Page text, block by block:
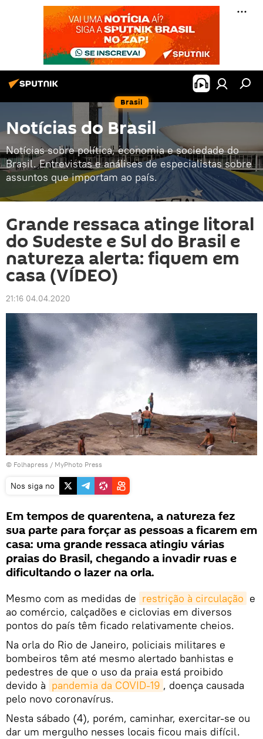
Brasil
Notícias do Brasil
Notícias sobre política, economia e sociedade do
Brasil. Entrevistas e análises de especialistas sobre
assuntos que importam ao país.
Grande ressaca atinge litoral
do Sudeste e Sul do Brasil e
natureza alerta: fiquem em
casa (VÍDEO)
21:16 04.04.2020
© Folhapress / MyPhoto Press
Nos siga no
Em tempos de quarentena, a natureza fez
sua parte para forçar as pessoas a ficarem em
casa: uma grande ressaca atingiu várias
praias do Brasil, chegando a invadir ruas e
dificultando o lazer na orla.
Mesmo com as medidas de restrição à circulação e
ao comércio, calçadões e ciclovias em diversos
pontos do país têm ficado relativamente cheios.
Na orla do Rio de Janeiro, policiais militares e
bombeiros têm até mesmo alertado banhistas e
pedestres de que o uso da praia está proibido
devido à pandemia da COVID-19 , doença causada
pelo novo coronavírus.
Nesta sábado (4), porém, caminhar, exercitar-se ou
dar um mergulho nesses locais ficou mais difícil.